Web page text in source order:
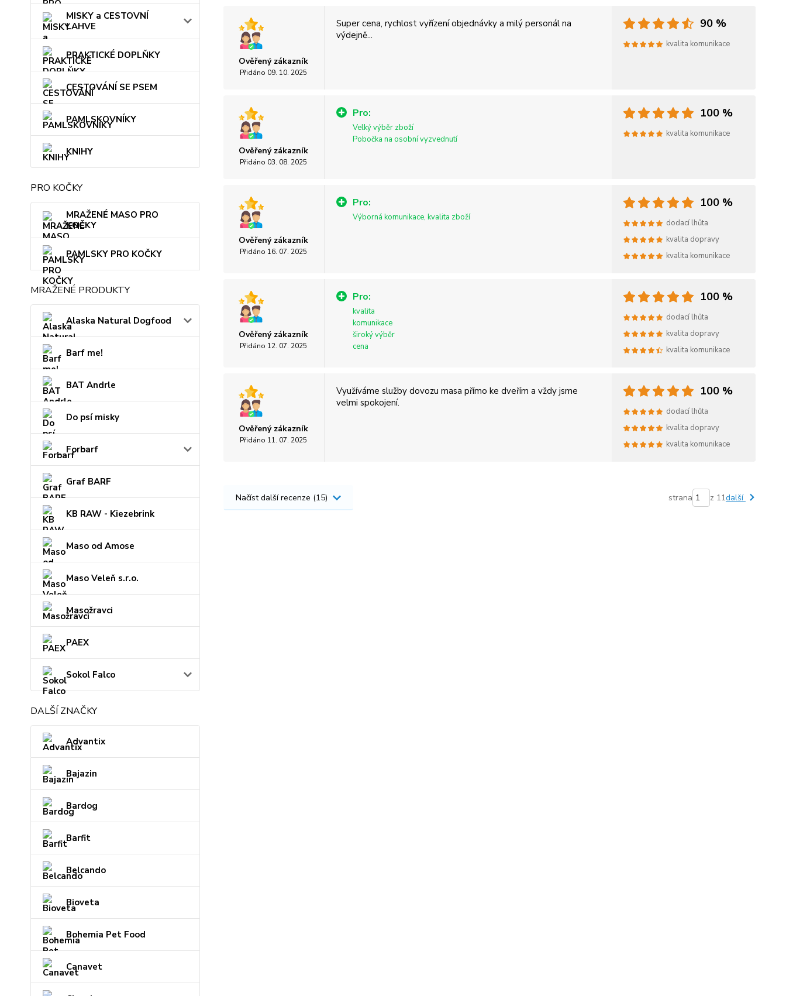
MISKY a CESTOVNÍ
LAHVE
PRAKTICKÉ DOPLŇKY
CESTOVÁNÍ SE PSEM
PAMLSKOVNÍKY
KNIHY
PRO KOČKY
MRAŽENÉ MASO PRO
KOČKY
PAMLSKY PRO KOČKY
MRAŽENÉ PRODUKTY
Alaska Natural Dogfood
Barf me!
BAT Andrle
Do psí misky
Forbarf
Graf BARF
KB RAW - Kiezebrink
Maso od Amose
Maso Veleň s.r.o.
Masožravci
PAEX
Sokol Falco
DALŠÍ ZNAČKY
Advantix
Bajazin
Bardog
Barfit
Belcando
Bioveta
Bohemia Pet Food
Canavet
Ověřený zákazník
Přidáno 09. 10. 2025
Super cena, rychlost vyřízení objednávky a milý personál na
výdejně...
90 %
kvalita komunikace
Ověřený zákazník
Přidáno 03. 08. 2025
Pro:
Velký výběr zboží
Pobočka na osobní vyzvednutí
100 %
kvalita komunikace
Ověřený zákazník
Přidáno 16. 07. 2025
Pro:
Výborná komunikace, kvalita zboží
100 %
dodací lhůta
kvalita dopravy
kvalita komunikace
Ověřený zákazník
Přidáno 12. 07. 2025
Pro:
kvalita
komunikace
široký výběr
cena
100 %
dodací lhůta
kvalita dopravy
kvalita komunikace
Ověřený zákazník
Přidáno 11. 07. 2025
Využíváme služby dovozu masa přímo ke dveřím a vždy jsme
velmi spokojení.
100 %
dodací lhůta
kvalita dopravy
kvalita komunikace
Načíst další recenze (15) strana z 11další